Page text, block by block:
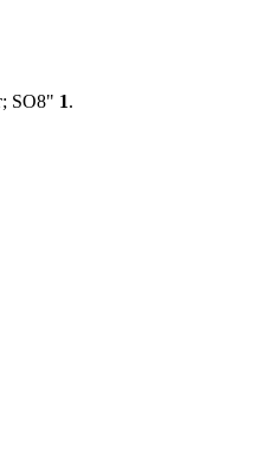
SO8" 1.